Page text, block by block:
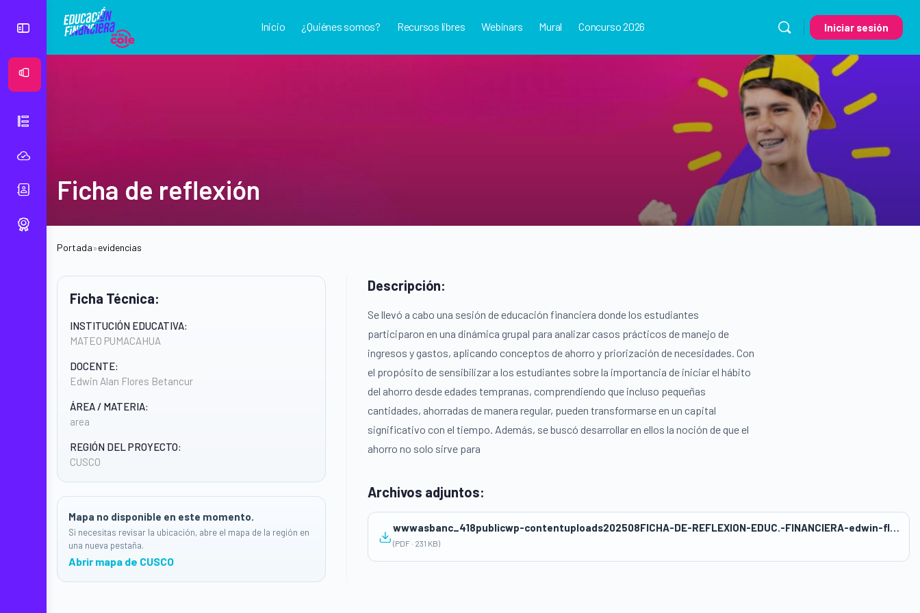
Inicio ¿Quiénes somos? Recursos libres Webinars Mural Concurso 2026 Iniciar sesión
Ficha de reflexión
Portada»evidencias
Ficha Técnica:
INSTITUCIÓN EDUCATIVA:
MATEO PUMACAHUA
DOCENTE:
Edwin Alan Flores Betancur
ÁREA / MATERIA:
area
REGIÓN DEL PROYECTO:
CUSCO
Mapa no disponible en este momento.
Si necesitas revisar la ubicación, abre el mapa de la región en
una nueva pestaña.
Abrir mapa de CUSCO
Descripción:
Se llevó a cabo una sesión de educación financiera donde los estudiantes
participaron en una dinámica grupal para analizar casos prácticos de manejo de
ingresos y gastos, aplicando conceptos de ahorro y priorización de necesidades. Con
el propósito de sensibilizar a los estudiantes sobre la importancia de iniciar el hábito
del ahorro desde edades tempranas, comprendiendo que incluso pequeñas
cantidades, ahorradas de manera regular, pueden transformarse en un capital
significativo con el tiempo. Además, se buscó desarrollar en ellos la noción de que el
ahorro no solo sirve para
Archivos adjuntos:
wwwasbanc_418publicwp-contentuploads202508FICHA-DE-REFLEXION-EDUC.-FINANCIERA-edwin-flores_b.pdf
(PDF · 231 KB)